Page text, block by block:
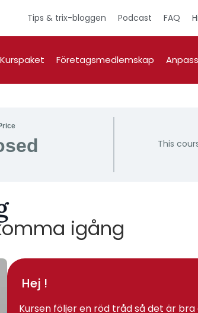
Tips & trix-bloggen Podcast FAQ
Kurspaket Företagsmedlemskap
This
igång
Hej !
Kursen följer en röd tråd så det är